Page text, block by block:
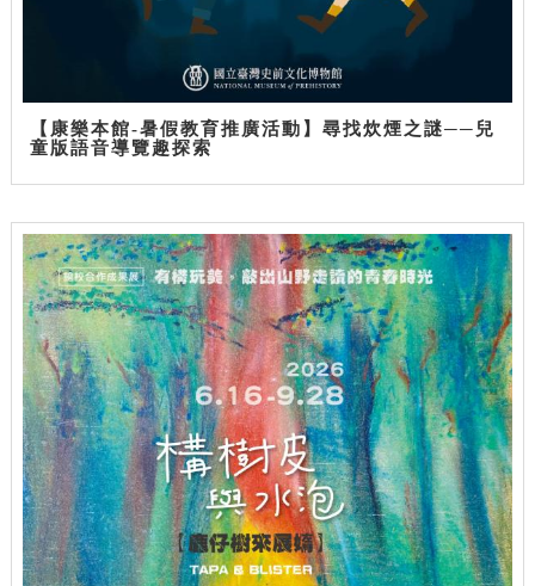
【康樂本館-暑假教育推廣活動】尋找炊煙之謎──兒
童版語音導覽趣探索